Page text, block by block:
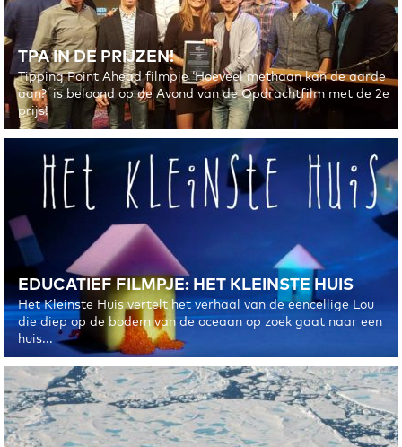
TPA IN DE PRIJZEN!
Tipping Point Ahead filmpje ‘Hoeveel methaan kan de aarde
aan?’ is beloond op de Avond van de Opdrachtfilm met de 2e
prijs!
EDUCATIEF FILMPJE: HET KLEINSTE HUIS
Het Kleinste Huis vertelt het verhaal van de eencellige Lou
die diep op de bodem van de oceaan op zoek gaat naar een
huis...